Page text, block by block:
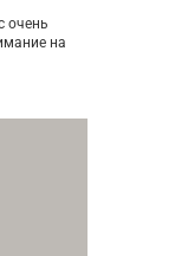
очень
на